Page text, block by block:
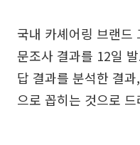
국내 카셰어링 브랜드
문조사 결과를 12일
답 결과를 분석한 결
으로 꼽히는 것으로